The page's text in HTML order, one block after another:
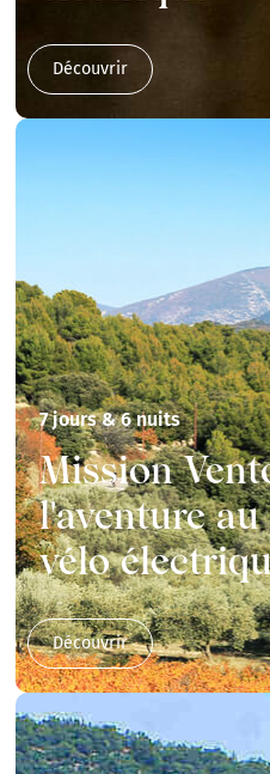
Découvrir
7 jours & 6 nuits
Mission
l'aventure
vélo
Découvrir